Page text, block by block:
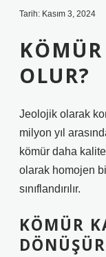
Tarih: Kasım 3, 2024
OLUR?
Jeolojik olarak
milyon yıl
kömür daha
olarak homojen
sınıflandırılır.
KÖMÜR